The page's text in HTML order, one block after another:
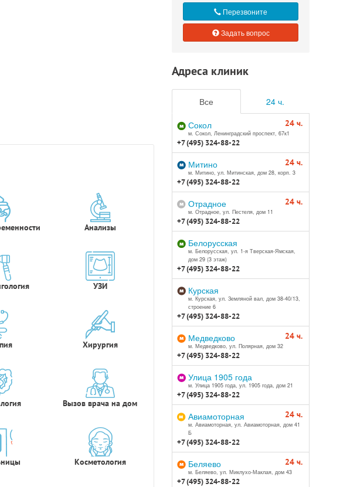
Анализы
УЗИ
Хирургия
Вызов врача на дом
Косметология
Перезвоните
Задать вопрос
Адреса клиник
Все
24 ч.
Сокол
м. Сокол, Ленинградский проспект, 67к1
+7 (495) 324-88-22
24 ч.
Митино
м. Митино, ул. Митинская, дом 28, корп. 3
+7 (495) 324-88-22
24 ч.
Отрадное
м. Отрадное, ул. Пестеля, дом 11
+7 (495) 324-88-22
24 ч.
Белорусская
м. Белорусская, ул. 1-я Тверская-Ямская,
дом 29 (3 этаж)
+7 (495) 324-88-22
Курская
м. Курская, ул. Земляной вал, дом 38-40/13,
строение 6
+7 (495) 324-88-22
Медведково
м. Медведково, ул. Полярная, дом 32
+7 (495) 324-88-22
24 ч.
Улица 1905 года
м. Улица 1905 года, ул. 1905 года, дом 21
+7 (495) 324-88-22
Авиамоторная
м. Авиамоторная, ул. Авиамоторная, дом 41
Б
+7 (495) 324-88-22
24 ч.
Беляево
м. Беляево, ул. Миклухо-Маклая, дом 43
+7 (495) 324-88-22
24 ч.